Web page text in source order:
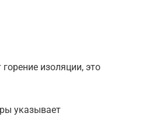
изоляции, это
указывает